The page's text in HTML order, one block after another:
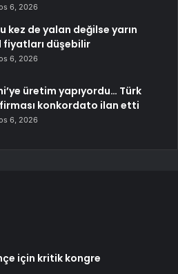
6, 2026
kez de yalan değilse yarın
düşebilir
6, 2026
üretim yapıyordu… Türk
konkordato ilan etti
6, 2026
için kritik kongre